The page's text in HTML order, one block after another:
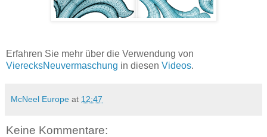
Erfahren Sie mehr über die Verwendung von
VierecksNeuvermaschung in diesen Videos.
McNeel Europe at 12:47
Keine Kommentare: